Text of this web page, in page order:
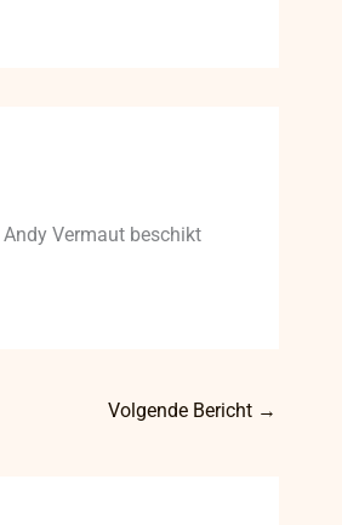
Andy Vermaut beschikt
Volgende Bericht →